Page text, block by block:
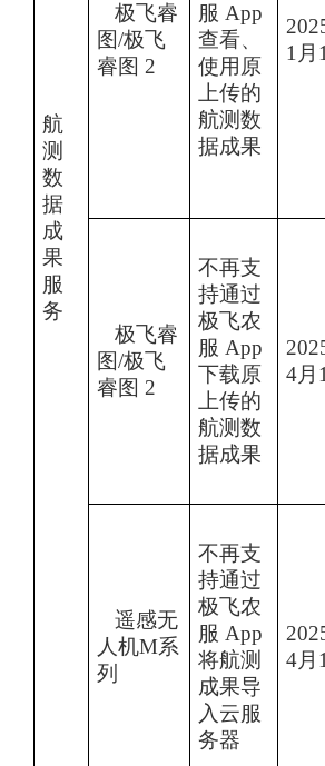
航
测
数
据
成
果
服
务
极飞睿
图/极飞
睿图 2
服 App
查看、
使用原
上传的
航测数
据成果
1 月 1
极飞睿
图/极飞
睿图 2
不再支
持通过
极飞农
服 App
下载原
上传的
航测数
据成果
4月 1
遥感无
人机M系
列
不再支
持通过
极飞农
服 App
将航测
成果导
入云服
务器
4月 1